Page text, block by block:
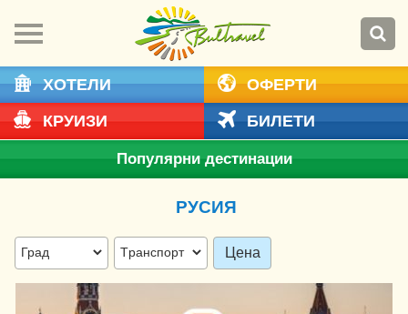
ХОТЕЛИ
ОФЕРТИ
КРУИЗИ
БИЛЕТИ
Популярни дестинации
РУСИЯ
Цена